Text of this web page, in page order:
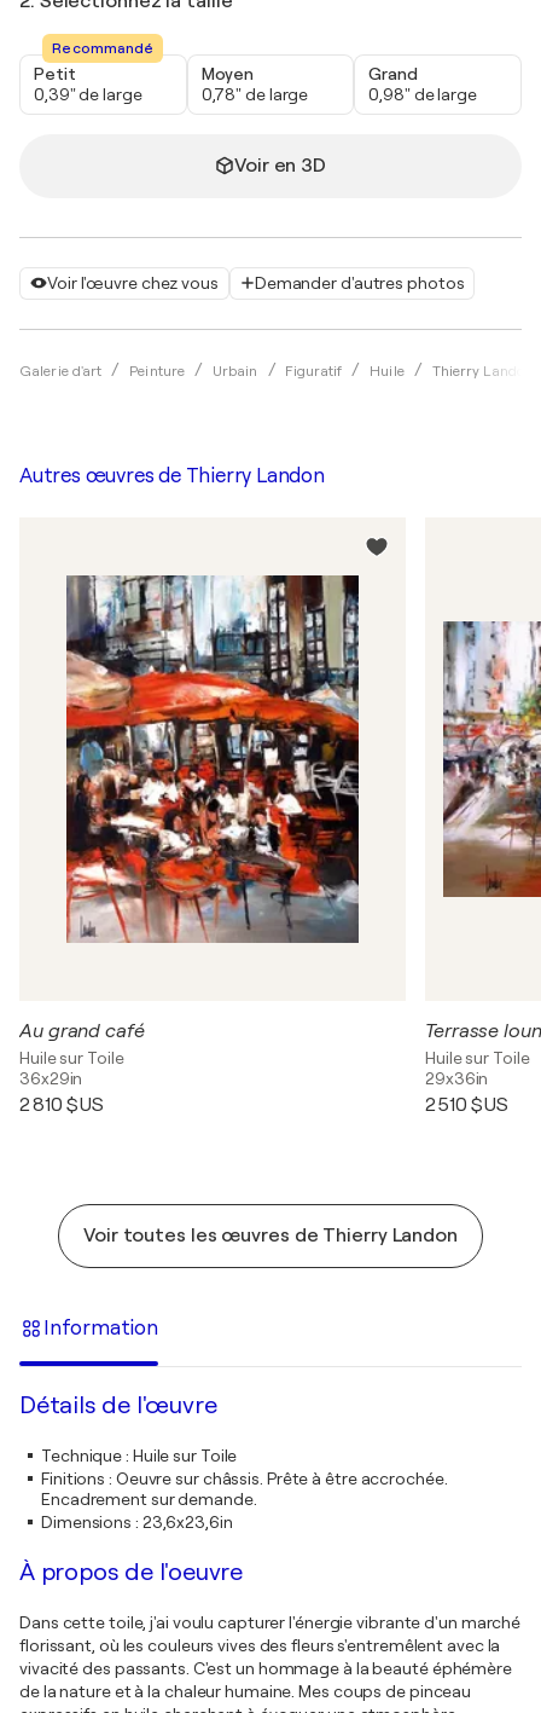
Voir l'œuvre chez vous Demander d'autres photos
Galerie d'art Peinture Urbain Figuratif Huile Thierry Landon
Recommandé
Petit
0,39" de large
Moyen
0,78" de large
Grand
0,98" de large
Voir en 3D
Autres œuvres de Thierry Landon
Au grand café
Huile sur Toile
36x29in
2 810 $US
Terrasse
Huile sur Toile
29x36in
2 510 $US
Voir toutes les œuvres de Thierry Landon
Information
Détails de l'œuvre
Technique: Huile sur Toile
Finitions : Oeuvre sur châssis. Prête à être accrochée.
Encadrement sur demande.
Dimensions : 23,6x23,6in
À propos de l'oeuvre
Dans cette toile, j'ai voulu capturer l'énergie vibrante d'un marché
florissant, où les couleurs vives des fleurs s'entremêlent avec la
vivacité des passants. C'est un hommage à la beauté éphémère
de la nature et à la chaleur humaine. Mes coups de pinceau